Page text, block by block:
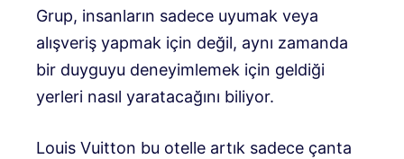
Grup, insanların sadece uyumak veya
alışveriş yapmak için değil, aynı zamanda
bir duyguyu deneyimlemek için geldiği
yerleri nasıl yaratacağını biliyor.
Louis Vuitton bu otelle artık sadece çanta